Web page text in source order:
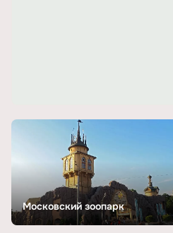
Московский зоопарк